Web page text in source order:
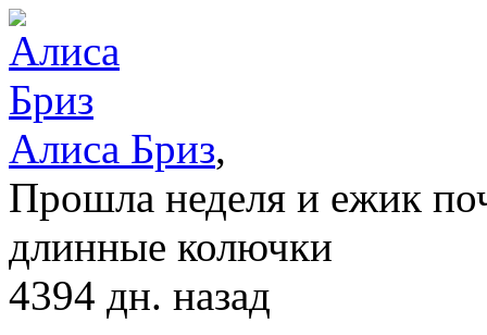
Алиса Бриз,
Прошла неделя и ежик
длинные колючки
4394 дн. назад